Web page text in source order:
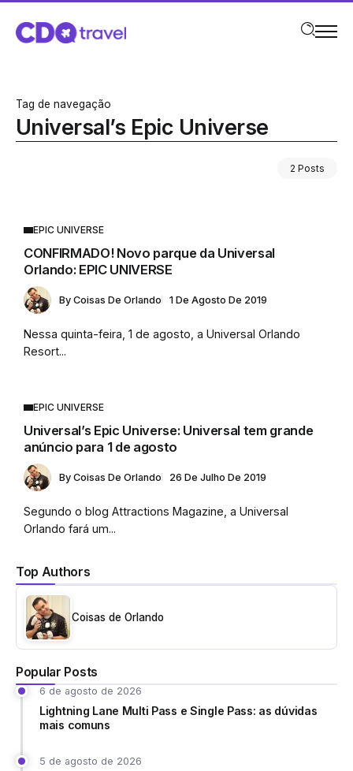
Tag de navegação
Universal’s Epic Universe
2 Posts
Top Authors
Coisas de Orlando
Popular Posts
6 de agosto de 2026
Lightning Lane Multi Pass e Single Pass: as dúvidas
mais comuns
5 de agosto de 2026
EPIC UNIVERSE
CONFIRMADO! Novo parque da Universal
Orlando: EPIC UNIVERSE
By Coisas De Orlando 1 De Agosto De 2019
Nessa quinta-feira, 1 de agosto, a Universal Orlando
Resort...
EPIC UNIVERSE
Universal’s Epic Universe: Universal tem grande
anúncio para 1 de agosto
By Coisas De Orlando 26 De Julho De 2019
Segundo o blog Attractions Magazine, a Universal
Orlando fará um...